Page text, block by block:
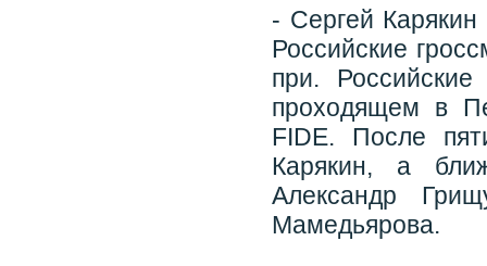
- Сергей
Российские
при.
проходящем в
FIDE. После
Карякин, а
Александр
Мамедьярова.